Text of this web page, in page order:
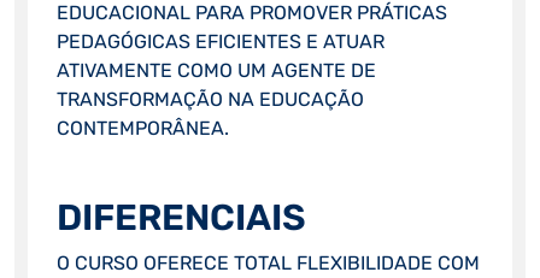
EDUCACIONAL PARA PROMOVER PRÁTICAS
PEDAGÓGICAS EFICIENTES E ATUAR
ATIVAMENTE COMO UM AGENTE DE
TRANSFORMAÇÃO NA EDUCAÇÃO
CONTEMPORÂNEA.
DIFERENCIAIS
O CURSO OFERECE TOTAL FLEXIBILIDADE COM